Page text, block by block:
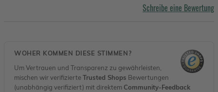
Schreibe eine Bewertung
WOHER KOMMEN DIESE STIMMEN?
Um Vertrauen und Transparenz zu gewährleisten,
mischen wir verifizierteTrusted Shops Bewertungen
(unabhängig verifiziert) mit direktem Community-Feedback